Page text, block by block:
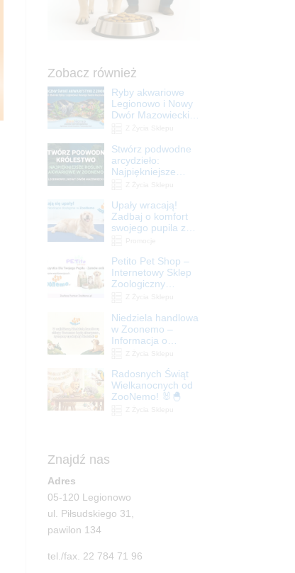
Zobacz również
Ryby akwariowe
Legionowo i Nowy
Dwór Mazowiecki –
Stwórz podwodne
arcydzieło:
Najpiękniejsze
Legionowo i Nowy
Dwór Mazowiecki
Upały wracają!
Zadbaj o komfort
swojego pupila z
ZooNemo
Petito Pet Shop –
Internetowy Sklep
Zoologiczny
| ZooNemo
Niedziela handlowa
w Zoonemo –
Informacja o
Radosnych Świąt
Wielkanocnych od
ZooNemo! 🐰🐣
Znajdź nas
Adres
05-120 Legionowo
ul. Piłsudskiego 31,
pawilon 134
tel./fax. 22 784 71 96